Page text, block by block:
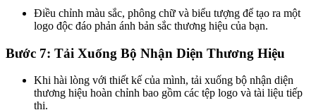
Điều chỉnh màu sắc, phông chữ và biểu tượng để tạo ra một
logo độc đáo phản ánh bản sắc thương hiệu của bạn.
Bước 7: Tải Xuống Bộ Nhận Diện Thương Hiệu
Khi hài lòng với thiết kế của mình, tải xuống bộ nhận diện
thương hiệu hoàn chỉnh bao gồm các tệp logo và tài liệu tiếp
thị.